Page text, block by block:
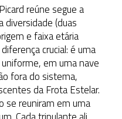
reúne segue a
diversidade (duas
e faixa etária
crucial: é uma
em uma nave
fora do sistema,
da Frota Estelar.
se reuniram em uma